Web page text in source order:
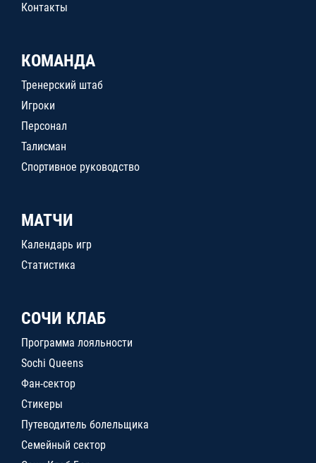
Контакты
КОМАНДА
Тренерский штаб
Игроки
Персонал
Талисман
Спортивное руководство
МАТЧИ
Календарь игр
Статистика
СОЧИ КЛАБ
Программа лояльности
Sochi Queens
Фан-сектор
Стикеры
Путеводитель болельщика
Семейный сектор